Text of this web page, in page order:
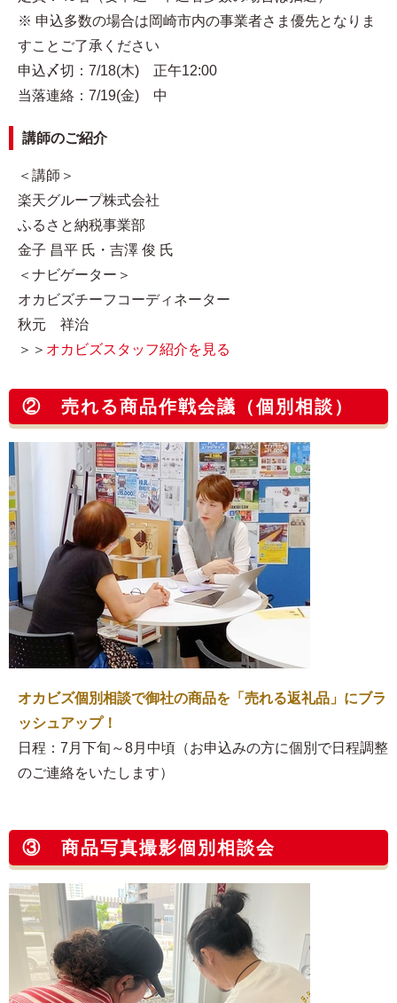
※ 申込多数の場合は岡崎市内の事業者さま優先となりま
すことご了承ください
申込〆切：7/18(木) 正午12:00
当落連絡：7/19(金) 中
講師のご紹介
＜講師＞
楽天グループ株式会社
ふるさと納税事業部
金子 昌平 氏・吉澤 俊 氏
＜ナビゲーター＞
オカビズチーフコーディネーター
秋元 祥治
＞＞ オカビズスタッフ紹介を見る
② 売れる商品作戦会議（個別相談）
オカビズ個別相談で御社の商品を「売れる返礼品」にブラ
ッシュアップ！
日程：7月下旬～8月中頃（お申込みの方に個別で日程調整
のご連絡をいたします）
③ 商品写真撮影個別相談会